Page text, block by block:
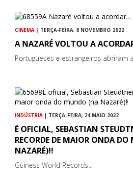
CINEMA | TERÇA-FEIRA, 8 NOVEMBRO 2022
A NAZARÉ VOLTOU A
Portugueses e estrangeiros abriram
INDÚSTRIA | TERÇA-FEIRA, 24 MAIO 2022
É OFICIAL, SEBASTIAN
RECORDE DE MAIOR ONDA
NAZARÉ)!!
Guiness World Records...